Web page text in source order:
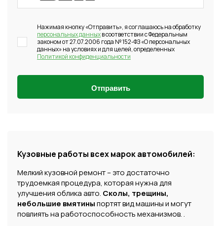
Нажимая кнопку «Отправить», я соглашаюсь на обработку
персональных данныхв соответствии с Федеральным
законом от 27.07.2006 года № 152-ФЗ «О персональных
данных» на условиях и для целей, определенных
Политикой конфиденциальности
Отправить
Кузовные работы всех марок автомобилей:
Мелкий кузовной ремонт – это достаточно
трудоемкая процедура, которая нужна для
улучшения облика авто. Сколы, трещины,
небольшие вмятиныпортят вид машины и могут
повлиять на работоспособность механизмов. .